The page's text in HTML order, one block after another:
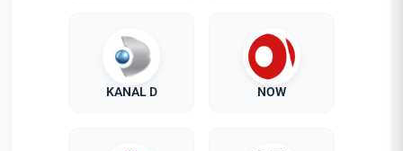
KANAL D NOW